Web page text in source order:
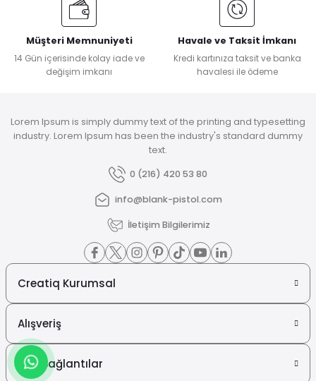
Müşteri Memnuniyeti
14 Gün içerisinde kolay iade ve
değişim imkanı
Havale ve Taksit İmkanı
Kredi kartınıza taksit ve banka
havalesi ile ödeme
Lorem Ipsum is simply dummy text of the printing and typesetting
industry. Lorem Ipsum has been the industry's standard dummy
text.
0 (216) 420 53 80
info@blank-pistol.com
İletişim Bilgilerimiz
Creatiq Kurumsal
Alışveriş
Hızlı Bağlantılar